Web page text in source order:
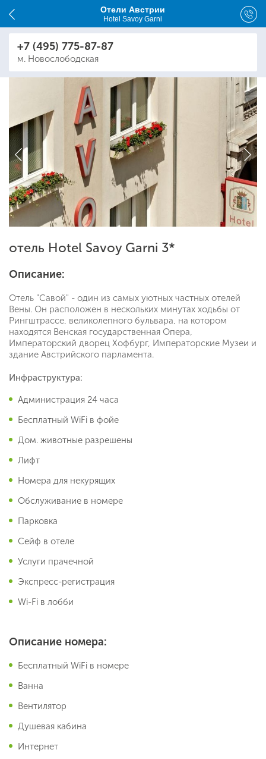
Отели Австрии
Hotel Savoy Garni
+7 (495) 775-87-87
м. Новослободская
отель Hotel Savoy Garni 3*
Описание:
Отель "Савой" - один из самых уютных частных отелей
Вены. Он расположен в нескольких минутах ходьбы от
Рингштрассе, великолепного бульвара, на котором
находятся Венская государственная Опера,
Императорский дворец Хофбург, Императорские Музеи и
здание Австрийского парламента.
Инфраструктура:
Администрация 24 часа
Бесплатный WiFi в фойе
Дом. животные разрешены
Лифт
Номера для некурящих
Обслуживание в номере
Парковка
Сейф в отеле
Услуги прачечной
Экспресс-регистрация
Wi-Fi в лобби
Описание номера:
Бесплатный WiFi в номере
Ванна
Вентилятор
Душевая кабина
Интернет